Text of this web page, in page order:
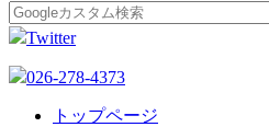
Twitter
026-278-4373
トップページ